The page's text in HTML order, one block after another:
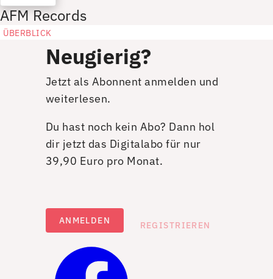
AFM Records
ÜBERBLICK
Neugierig?
Jetzt als Abonnent anmelden und
weiterlesen.
Du hast noch kein Abo? Dann hol
dir jetzt das Digitalabo für nur
39,90 Euro pro Monat.
ANMELDEN REGISTRIEREN